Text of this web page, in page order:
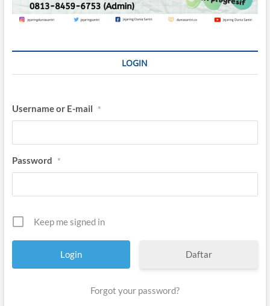
LOGIN
Username or E-mail *
Password *
Keep me signed in
Daftar
Forgot your password?